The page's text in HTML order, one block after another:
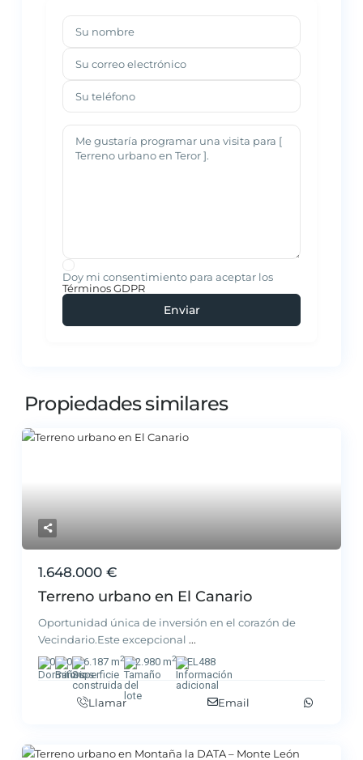
Doy mi consentimiento para aceptar los
Términos GDPR
Propiedades similares
1.648.000 €
Terreno urbano en El Canario
Oportunidad única de inversión en el corazón de
Vecindario.Este excepcional ...
0 0 6.187 m2 2.980 m2 EL488
Llamar Email